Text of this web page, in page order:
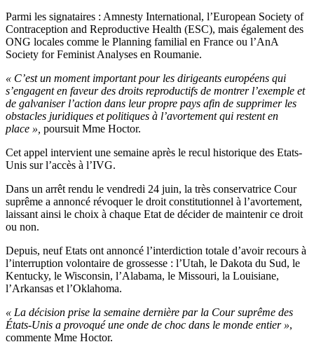
Parmi les signataires : Amnesty International, l’European Society of
Contraception and Reproductive Health (ESC), mais également des
ONG locales comme le Planning familial en France ou l’AnA
Society for Feminist Analyses en Roumanie.
« C’est un moment important pour les dirigeants européens qui
s’engagent en faveur des droits reproductifs de montrer l’exemple et
de galvaniser l’action dans leur propre pays afin de supprimer les
obstacles juridiques et politiques à l’avortement qui restent en
place », poursuit Mme Hoctor.
Cet appel intervient une semaine après le recul historique des Etats-
Unis sur l’accès à l’IVG.
Dans un arrêt rendu le vendredi 24 juin, la très conservatrice Cour
suprême a annoncé révoquer le droit constitutionnel à l’avortement,
laissant ainsi le choix à chaque Etat de décider de maintenir ce droit
ou non.
Depuis, neuf Etats ont annoncé l’interdiction totale d’avoir recours à
l’interruption volontaire de grossesse : l’Utah, le Dakota du Sud, le
Kentucky, le Wisconsin, l’Alabama, le Missouri, la Louisiane,
l’Arkansas et l’Oklahoma.
« La décision prise la semaine dernière par la Cour suprême des
États-Unis a provoqué une onde de choc dans le monde entier »,
commente Mme Hoctor.